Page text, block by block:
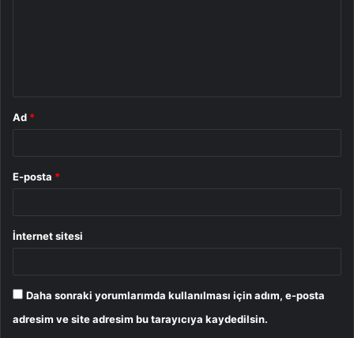
Ad *
E-posta *
İnternet sitesi
Daha sonraki yorumlarımda kullanılması için adım, e-posta
adresim ve site adresim bu tarayıcıya kaydedilsin.